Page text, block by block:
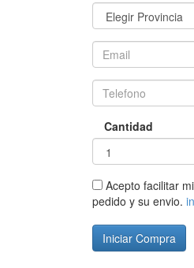
Cantidad
Acepto facilitar
pedido y su envio.
Iniciar Compra